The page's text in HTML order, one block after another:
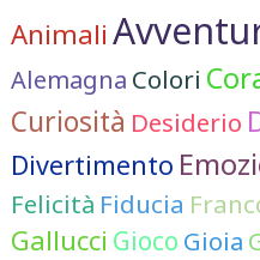
Animali
Alemagna Colori
Curiosità Desiderio
Divertimento
Felicità Fiducia
Gallucci Gioco Gioia